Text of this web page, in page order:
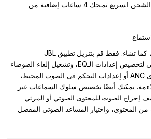
سريعة؟ 15 دقيقة من الشحن السريع تمنحك 4 ساعات إضافية من
خصص موسيقى حياتك كما تشاء. فقط قم بتنزيل تطبيق JBL
Headphones المجاني لتخصيص إعدادات الـEQ، وتشغيل إلغاء الضوضاء
التكيفي، وضبط مستوى ANC أو إعدادات التحكم في الصوت المحيط،
يمكنك أيضًا تخصيص سلوك السماعات عبر
إخراج الصوت للمحتوى الصوتي أو المرئي
المحتوى، واختيار المساعد الصوتي المفضل